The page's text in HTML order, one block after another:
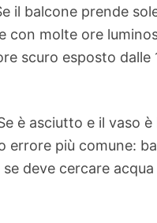
il balcone prende
con molte ore
scuro esposto dalle
è asciutto e il vaso è
errore più comune:
deve cercare